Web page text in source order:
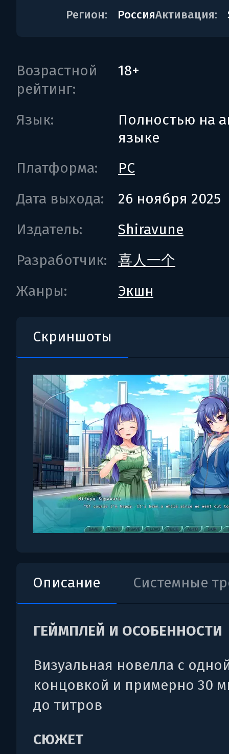
Регион: РоссияАктивация:
Возрастной
рейтинг:
18+
Язык:
Полностью на
языке
Платформа:
PC
Дата выхода:
26 ноября 2025
Издатель:
Shiravune
Разработчик:
喜人一个
Жанры:
Экшн
Скриншоты
Описание Системные
ГЕЙМПЛЕЙ И ОСОБЕННОСТИ
Визуальная новелла с
концовкой и примерно 30
до титров
СЮЖЕТ